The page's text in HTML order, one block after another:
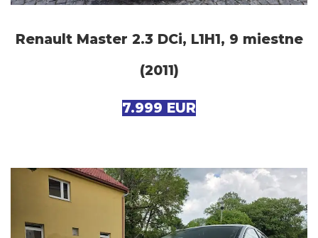
Renault Master 2.3 DCi, L1H1, 9 miestne
(2011)
7.999 EUR